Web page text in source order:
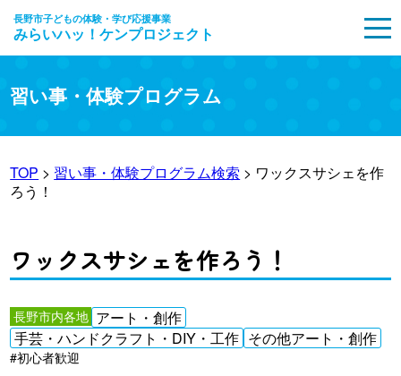
長野市子どもの体験・学び応援事業
みらいハッ！ケンプロジェクト
習い事・体験プログラム
TOP > 習い事・体験プログラム検索 > ワックスサシェを作
ろう！
ワックスサシェを作ろう！
長野市内各地 アート・創作
手芸・ハンドクラフト・DIY・工作 その他アート・創作
#初心者歓迎